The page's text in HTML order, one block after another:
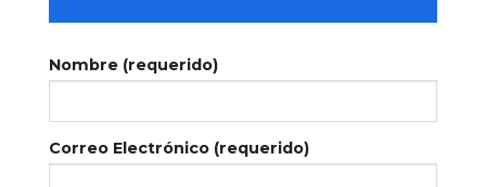
Nombre (requerido)
Correo Electrónico (requerido)